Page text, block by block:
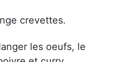
crevettes.
les oeufs, le